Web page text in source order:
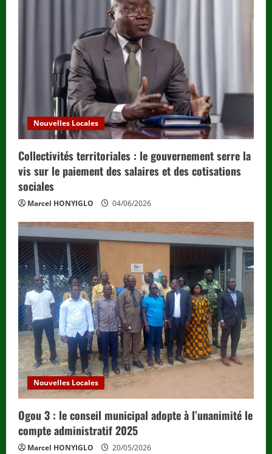
Nouvelles Locales
Collectivités territoriales : le gouvernement serre la
vis sur le paiement des salaires et des cotisations
sociales
Marcel HONYIGLO 04/06/2026
Nouvelles Locales
Ogou 3 : le conseil municipal adopte à l’unanimité le
compte administratif 2025
Marcel HONYIGLO 20/05/2026